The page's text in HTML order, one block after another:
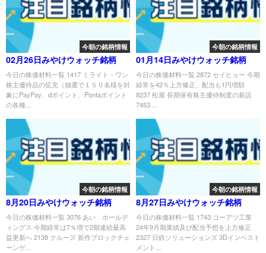
今朝の銘柄情報
02月26日みやけウォッチ銘柄
今日の株価材料一覧 1417 ミライト・ワン
株主優待品の拡充（抽選で１５０名様を対
象にPayPay、dポイント、Pontaポイント
の各種...
今朝の銘柄情報
01月14日みやけウォッチ銘柄
今日の株価材料一覧 2872 セイヒョー 今期
経常を42％上方修正、配当も1円増額
8237 松屋 長期保有株主優待制度の新設
7453 ...
今朝の銘柄情報
8月20日みやけウォッチ銘柄
今日の株価材料一覧 3076 あい ホールデ
ィングス 今期経常は7％増で2期連続最高
益更新へ 2138 クルーズ 新作ブロックチェ
ーンゲ...
今朝の銘柄情報
8月27日みやけウォッチ銘柄
今日の株価材料一覧 1743 コーアツ工業
24年9月期業績及び配当予想を上方修正
2327 日鉄ソリューションズ 3Dインベスト
メント...